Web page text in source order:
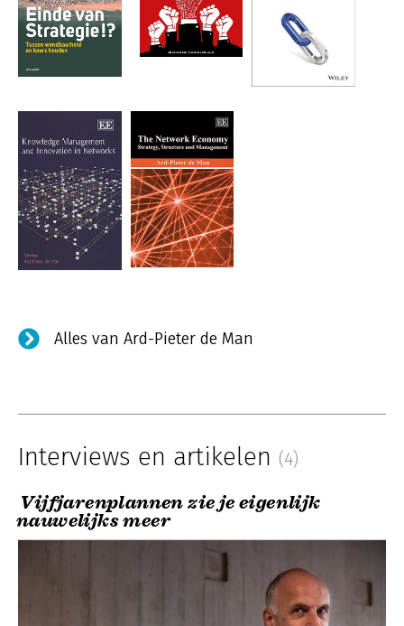
Alles van Ard-Pieter de Man
Interviews en artikelen (4)
Vijfjarenplannen zie je eigenlijk
nauwelijks meer